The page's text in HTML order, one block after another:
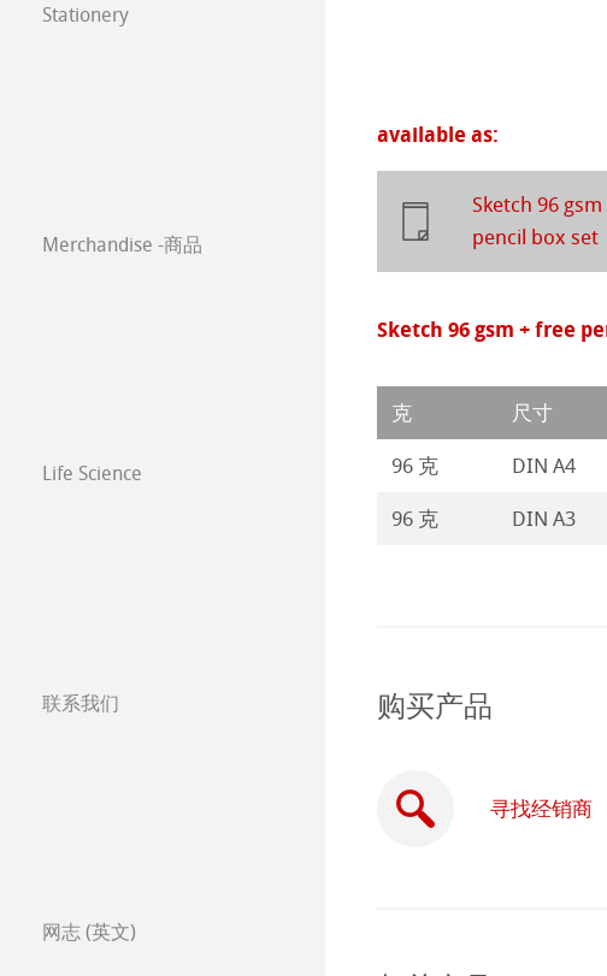
技术绘图纸
透明纸
静力学用纸
Protect & Authenticate
Paintings 2020
Paintings 2019
Stationery
Merchandise -商品
Life Science
联系我们
分公司
网志 (英文)
available as:
Sketch 96
pencil box set
Sketch 96 gsm + free
克 尺寸
96 克 DIN A4
96 克 DIN A3
购买产品
寻找经销商